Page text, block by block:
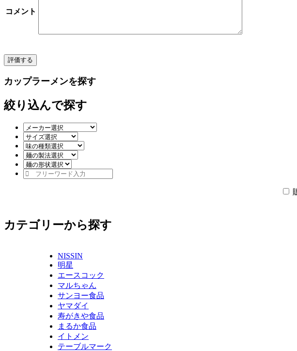
コメント
カップラーメンを探す
絞り込んで探す
カテゴリーから探す
NISSIN
明星
エースコック
マルちゃん
サンヨー食品
ヤマダイ
寿がきや食品
まるか食品
イトメン
テーブルマーク